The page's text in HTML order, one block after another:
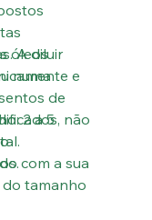
óleos
e
de
não
A diluir
numa
2 a 5
com a sua
tamanho